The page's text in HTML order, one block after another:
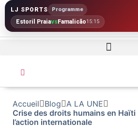
LJ SPORTS Programme
Estoril PraiavsFamalicão15:15
Accueil Blog
A LA UNE
Crise des droits humains en
l’action internationale